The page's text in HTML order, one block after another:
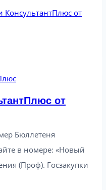
КонсультантПлюс от
от
Бюллетеня
в номере: «Новый
(Проф). Госзакупки